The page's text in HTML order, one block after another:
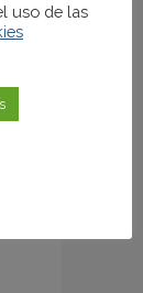
uso de las